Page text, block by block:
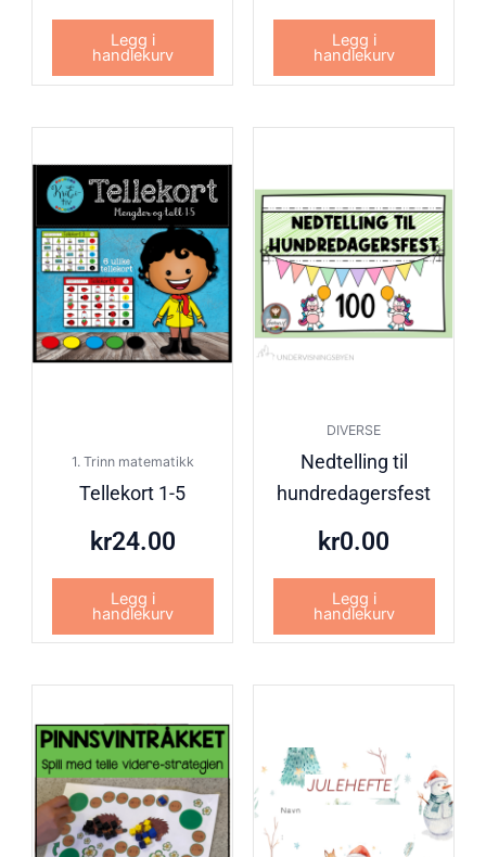
Legg i
handlekurv
Legg i
handlekurv
1. Trinn matematikk
Tellekort 1-5
kr24.00
Legg i
handlekurv
DIVERSE
Nedtelling til
hundredagersfest
kr0.00
Legg i
handlekurv